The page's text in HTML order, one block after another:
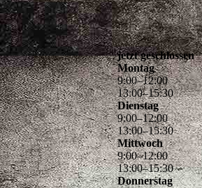
jetzt geschlossen
Montag
9:00–12:00
13:00–15:30
Dienstag
9:00–12:00
13:00–15:30
Mittwoch
9:00–12:00
13:00–15:30
Donnerstag